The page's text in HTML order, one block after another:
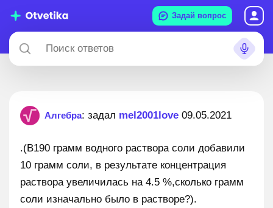
Задай вопрос
Алгебра: задал mel2001love 09.05.2021
.(В190 грамм водного раствора соли добавили
10 грамм соли, в результате концентрация
раствора увеличилась на 4.5 %,сколько грамм
соли изначально было в растворе?).